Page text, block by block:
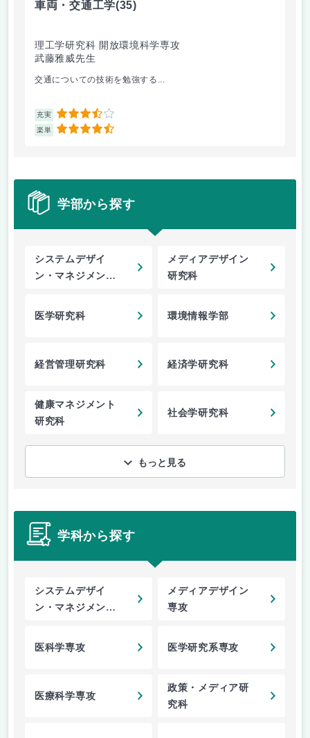
車両・交通工学(35)
理工学研究科 開放環境科学専攻
武藤雅威先生
交通についての技術を勉強する...
充実 3.5
楽単 4.5
学部から探す
システムデザイ
ン・マネジメント
メディアデザイン
研究科
医学研究科 環境情報学部
経営管理研究科 経済学研究科
健康マネジメント
研究科
社会学研究科
もっと見る
学科から探す
システムデザイ
ン・マネジメント
メディアデザイン
専攻
医科学専攻 医学研究系専攻
医療科学専攻
政策・メディア研
究科